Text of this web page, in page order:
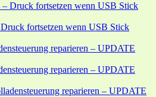
– Druck fortsetzen wenn USB Stick
fortsetzen wenn USB Stick
reparieren – UPDATE
reparieren – UPDATE
reparieren – UPDATE